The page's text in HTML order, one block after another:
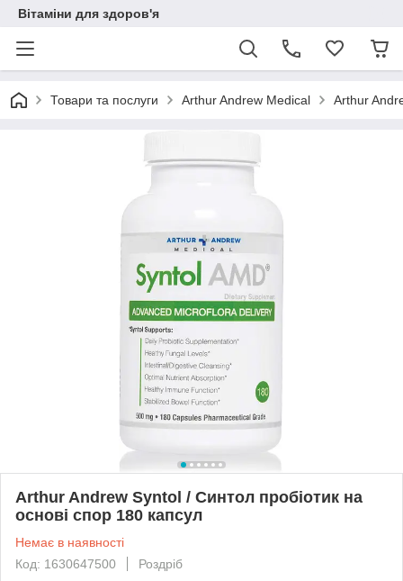
Вітаміни для здоров'я
Товари та послуги Arthur Andrew Medical Arthur
Arthur Andrew Syntol / Синтол пробіотик на
основі спор 180 капсул
Немає в наявності
Код: 1630647500
Роздріб